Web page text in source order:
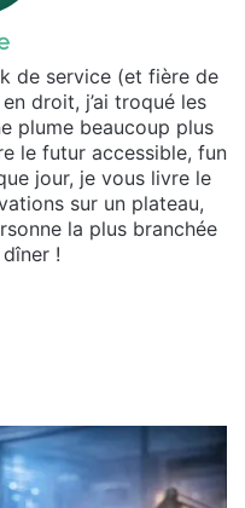
de service (et fière de
droit, j’ai troqué les
plume beaucoup plus
le futur accessible, fun
jour, je vous livre le
sur un plateau,
la plus branchée
!